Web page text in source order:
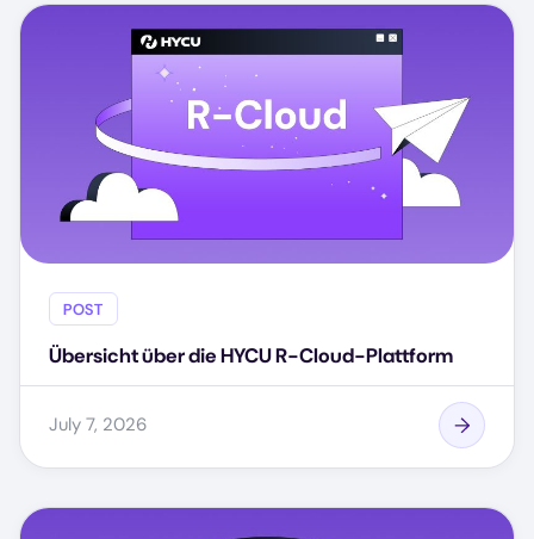
POST
Übersicht über die HYCU R-Cloud-Plattform
July 7, 2026